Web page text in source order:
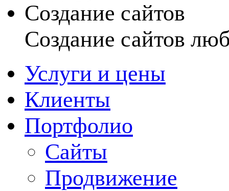
Создание сайтов
Создание сайтов
Услуги и цены
Клиенты
Портфолио
Сайты
Продвижение